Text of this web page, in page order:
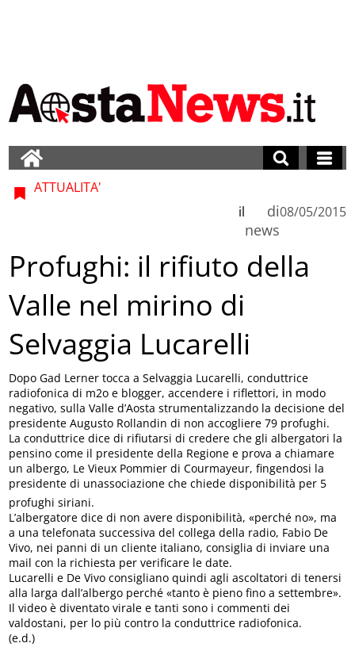
ATTUALITA'
di
news
il 08/05/2015
Profughi: il rifiuto della
Valle nel mirino di
Selvaggia Lucarelli
Dopo Gad Lerner tocca a Selvaggia Lucarelli, conduttrice
radiofonica di m2o e blogger, accendere i riflettori, in modo
negativo, sulla Valle d’Aosta strumentalizzando la decisione del
presidente Augusto Rollandin di non accogliere 79 profughi.
La conduttrice dice di rifiutarsi di credere che gli albergatori la
pensino come il presidente della Regione e prova a chiamare
un albergo, Le Vieux Pommier di Courmayeur, fingendosi la
presidente di unassociazione che chiede disponibilità per 5
profughi siriani.
L’albergatore dice di non avere disponibilità, «perché no», ma
a una telefonata successiva del collega della radio, Fabio De
Vivo, nei panni di un cliente italiano, consiglia di inviare una
mail con la richiesta per verificare le date.
Lucarelli e De Vivo consigliano quindi agli ascoltatori di tenersi
alla larga dall’albergo perché «tanto è pieno fino a settembre».
Il video è diventato virale e tanti sono i commenti dei
valdostani, per lo più contro la conduttrice radiofonica.
(e.d.)